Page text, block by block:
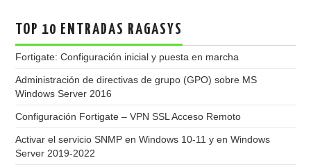
TOP 10 ENTRADAS RAGASYS
Fortigate: Configuración inicial y puesta en marcha
Administración de directivas de grupo (GPO) sobre MS
Windows Server 2016
Configuración Fortigate – VPN SSL Acceso Remoto
Activar el servicio SNMP en Windows 10-11 y en Windows
Server 2019-2022